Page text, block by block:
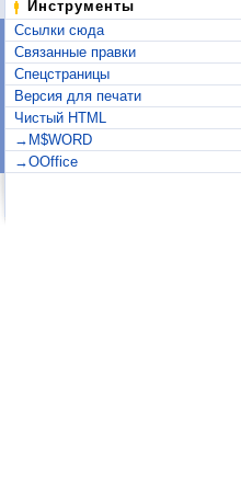
Инструменты
Ссылки сюда
Связанные правки
Спецстраницы
Версия для печати
Чистый HTML
→M$WORD
→OOffice